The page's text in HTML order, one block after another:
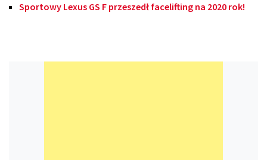
Sportowy Lexus GS F przeszedł facelifting na 2020 rok!